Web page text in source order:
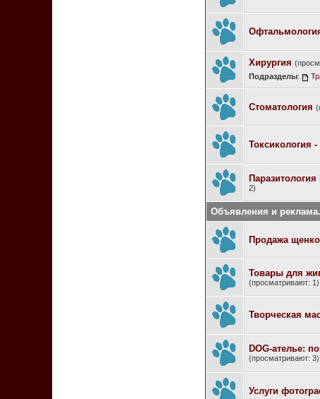
Хирургия
Подразделы:
Стоматология
Токсикология
2)
Объявления и реклама.
Продажа
Товары для
(просматривают: 1)
Творческая
DOG-ателье:
(просматривают: 3)
Услуги